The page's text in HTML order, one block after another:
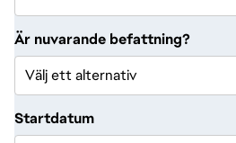
Är nuvarande befattning?
Startdatum